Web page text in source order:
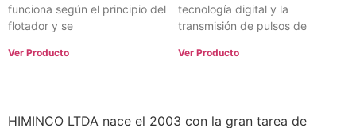
funciona según el principio del
flotador y se
Ver Producto
tecnología digital y la
transmisión de pulsos de
Ver Producto
HIMINCO LTDA nace el 2003 con la gran tarea de